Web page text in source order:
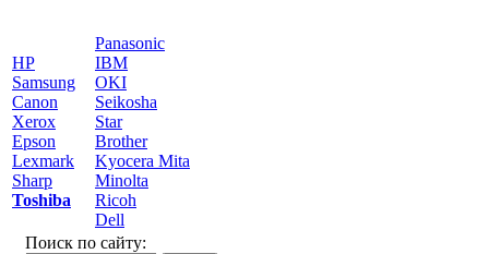
HP
Samsung
Canon
Xerox
Epson
Lexmark
Sharp
Toshiba
Panasonic
IBM
OKI
Seikosha
Star
Brother
Kyocera Mita
Minolta
Ricoh
Dell
Поиск по сайту: